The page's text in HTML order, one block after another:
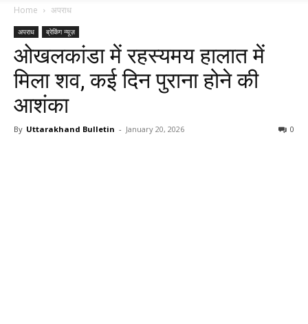
Home अपराध
अपराध ब्रेकिंग न्यूज़
ओखलकांडा में रहस्यमय हालात में
मिला शव, कई दिन पुराना होने की
आशंका
By Uttarakhand Bulletin - January 20, 2026 0